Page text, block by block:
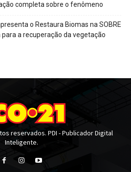
completa sobre o fenômeno
o Restaura Biomas na SOBRE
a recuperação da vegetação
reservados. PDI - Publicador Digital
Inteligente.